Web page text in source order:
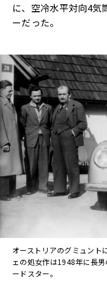
に、空冷水平対向4気
ーだった。
オーストリアのグミュント
ェの処女作は1948年に長
ードスター。